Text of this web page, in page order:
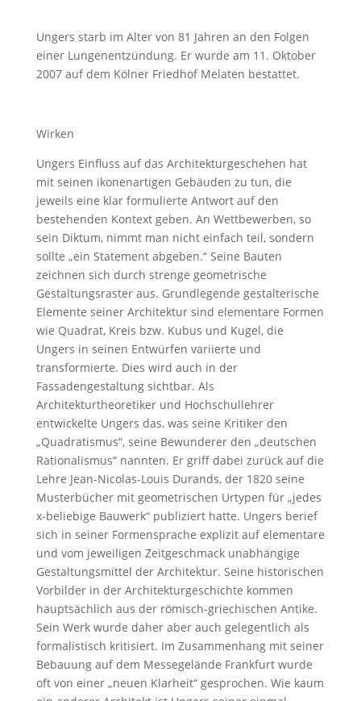
Ungers starb im Alter von 81 Jahren an den Folgen
einer Lungenentzündung. Er wurde am 11. Oktober
2007 auf dem Kölner Friedhof Melaten bestattet.
Wirken
Ungers Einfluss auf das Architekturgeschehen hat
mit seinen ikonenartigen Gebäuden zu tun, die
jeweils eine klar formulierte Antwort auf den
bestehenden Kontext geben. An Wettbewerben, so
sein Diktum, nimmt man nicht einfach teil, sondern
sollte „ein Statement abgeben.“ Seine Bauten
zeichnen sich durch strenge geometrische
Gestaltungsraster aus. Grundlegende gestalterische
Elemente seiner Architektur sind elementare Formen
wie Quadrat, Kreis bzw. Kubus und Kugel, die
Ungers in seinen Entwürfen variierte und
transformierte. Dies wird auch in der
Fassadengestaltung sichtbar. Als
Architekturtheoretiker und Hochschullehrer
entwickelte Ungers das, was seine Kritiker den
„Quadratismus“, seine Bewunderer den „deutschen
Rationalismus“ nannten. Er griff dabei zurück auf die
Lehre Jean-Nicolas-Louis Durands, der 1820 seine
Musterbücher mit geometrischen Urtypen für „jedes
x-beliebige Bauwerk“ publiziert hatte. Ungers berief
sich in seiner Formensprache explizit auf elementare
und vom jeweiligen Zeitgeschmack unabhängige
Gestaltungsmittel der Architektur. Seine historischen
Vorbilder in der Architekturgeschichte kommen
hauptsächlich aus der römisch-griechischen Antike.
Sein Werk wurde daher aber auch gelegentlich als
formalistisch kritisiert. Im Zusammenhang mit seiner
Bebauung auf dem Messegelände Frankfurt wurde
oft von einer „neuen Klarheit“ gesprochen. Wie kaum